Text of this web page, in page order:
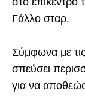
Γάλλο σταρ.
Σύμφωνα με
σπεύσει
για να